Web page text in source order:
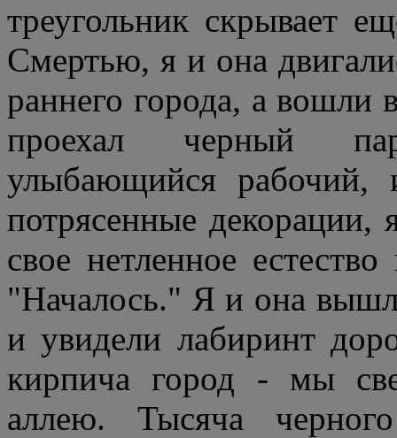
треугольник скрывает
Смертью, я и она
раннего города, а
проехал черный
улыбающийся рабочий,
потрясенные
свое нетленное
"Началось." Я и она
и увидели лабиринт
кирпича город - мы
аллею. Тысяча